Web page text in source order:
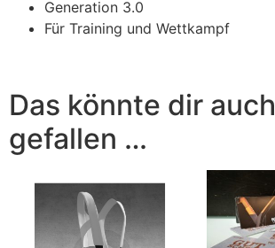
Generation 3.0
Für Training und Wettkampf
Das könnte dir auch
gefallen …